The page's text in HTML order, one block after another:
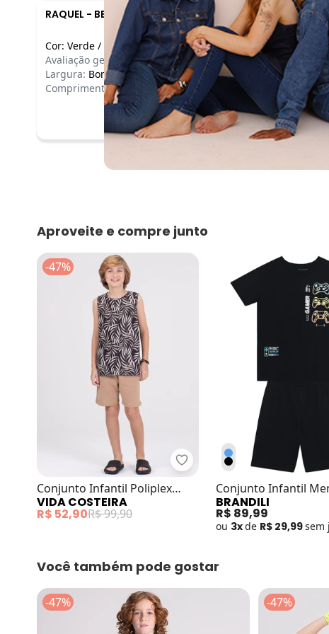
RAQUEL - BETIM - MG
Cor: Verde /
Avaliação geral do produto: Bom
Largura: Bom
Comprimento:Bom
Aproveite e compre junto
-47%
Vida Costeira - Conjunto
Conjunto Infantil Poliplex
Folhas Preto
VIDA COSTEIRA
R$ 52,90R$ 99,90
Conjunto Infantil
Meia Malha Preto
BRANDILI
R$ 89,99
ou 3xde R$ 29,99sem
Você também pode gostar
-47% -47%